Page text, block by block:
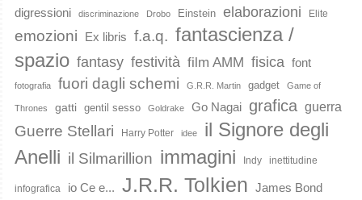
digressioni
discriminazione Drobo Einstein elaborazioni Elite
emozioni Ex libris f.a.q. fantascienza /
spazio fantasy festività film AMM fisica font
fotografia fuori dagli schemi G.R.R. Martin gadget Game of
Thrones gatti gentil sesso Goldrake Go Nagai grafica guerra
Guerre Stellari Harry Potter idee
il Signore degli
Anelli il Silmarillion immagini Indy inettitudine
infografica io Ce e... J.R.R. Tolkien James Bond